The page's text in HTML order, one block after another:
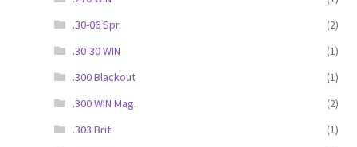
.30-06 Spr.
(2)
.30-30 WIN
(1)
.300 Blackout
(1)
.300 WIN Mag.
(2)
.303 Brit.
(1)